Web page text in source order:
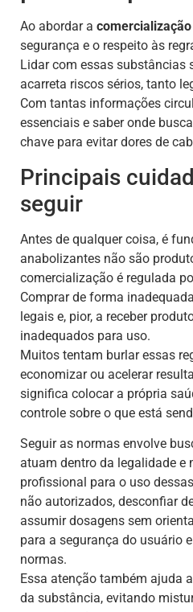
Ao abordar a
segurança e o respeito às
Lidar com essas substâncias
acarreta riscos sérios, tanto
Com tantas informações
essenciais e saber onde
chave para evitar dores de
Principais
seguir
Antes de qualquer coisa, é
anabolizantes não são
comercialização é regulada
Comprar de forma
legais e, pior, a receber
inadequados para uso.
Muitos tentam burlar essas
economizar ou acelerar
significa colocar a própria
controle sobre o que está
Seguir as normas envolve
atuam dentro da legalidade
profissional para o uso
não autorizados, desconfiar
assumir dosagens sem
para a segurança do usuário
normas.
Essa atenção também ajuda
da substância, evitando